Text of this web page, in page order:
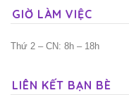
GIỜ LÀM VIỆC
Thứ 2 – CN: 8h – 18h
LIÊN KẾT BẠN BÈ